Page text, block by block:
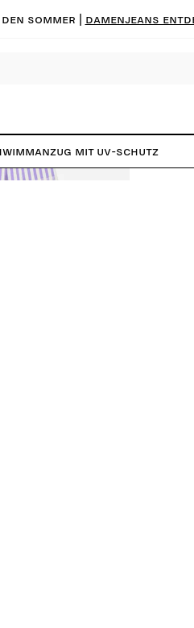
Sommer | Damenjeans
mit UV-Schutz